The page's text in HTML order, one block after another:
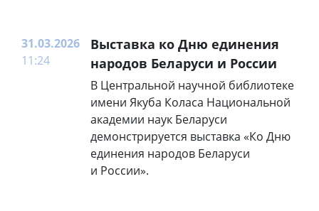
31.03.2026
11:24
Выставка ко Дню единения
народов Беларуси и России
В Центральной научной библиотеке
имени Якуба Коласа Национальной
академии наук Беларуси
демонстрируется выставка «Ко Дню
единения народов Беларуси
и России».